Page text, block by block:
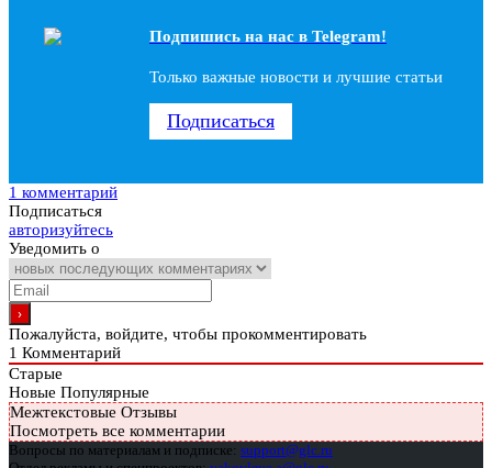
Подпишись на наc в Telegram!
Только важные новости и лучшие статьи
Подписаться
1 комментарий
Подписаться
авторизуйтесь
Уведомить о
Пожалуйста, войдите, чтобы прокомментировать
1 Комментарий
Старые
Новые Популярные
Межтекстовые Отзывы
Посмотреть все комментарии
Вопросы по материалам и подписке: support@glc.ru